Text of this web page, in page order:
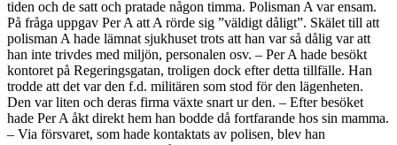
tiden och de satt och pratade någon timma. Polisman A var ensam.
På fråga uppgav Per A att A rörde sig ”väldigt dåligt”. Skälet till att
polisman A hade lämnat sjukhuset trots att han var så dålig var att
han inte trivdes med miljön, personalen osv. – Per A hade besökt
kontoret på Regeringsgatan, troligen dock efter detta tillfälle. Han
trodde att det var den f.d. militären som stod för den lägenheten.
Den var liten och deras firma växte snart ur den. – Efter besöket
hade Per A åkt direkt hem han bodde då fortfarande hos sin mamma.
– Via försvaret, som hade kontaktats av polisen, blev han